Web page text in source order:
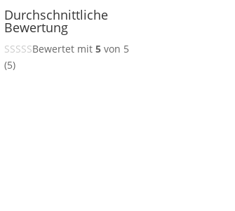
Durchschnittliche
Bewertung
Bewertet mit5 von 5
(5)